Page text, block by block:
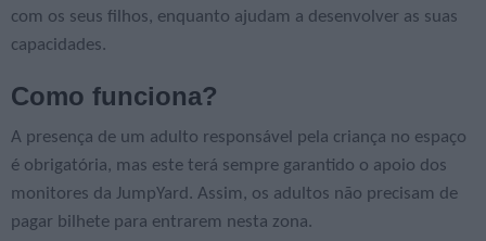
com os seus filhos, enquanto ajudam a desenvolver as suas
capacidades.
Como funciona?
A presença de um adulto responsável pela criança no espaço
é obrigatória, mas este terá sempre garantido o apoio dos
monitores da JumpYard. Assim, os adultos não precisam de
pagar bilhete para entrarem nesta zona.